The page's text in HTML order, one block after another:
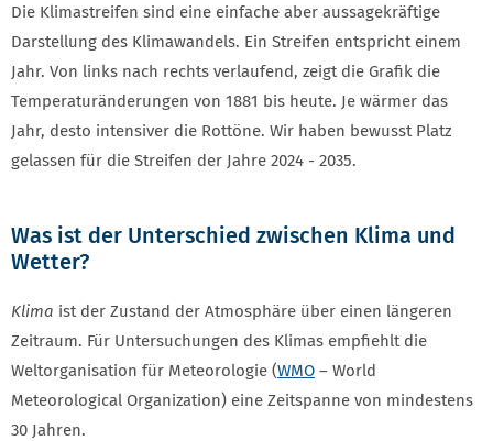
Die Klimastreifen sind eine einfache aber aussagekräftige
Darstellung des Klimawandels. Ein Streifen entspricht einem
Jahr. Von links nach rechts verlaufend, zeigt die Grafik die
Temperaturänderungen von 1881 bis heute. Je wärmer das
Jahr, desto intensiver die Rottöne. Wir haben bewusst Platz
gelassen für die Streifen der Jahre 2024 - 2035.
Was ist der Unterschied zwischen Klima und
Wetter?
Klima ist der Zustand der ⁠Atmosphäre⁠ über einen längeren
Zeitraum. Für Untersuchungen des Klimas empfiehlt die
Weltorganisation für Meteorologie (⁠WMO ⁠ – World
Meteorological Organization) eine Zeitspanne von mindestens
30 Jahren.